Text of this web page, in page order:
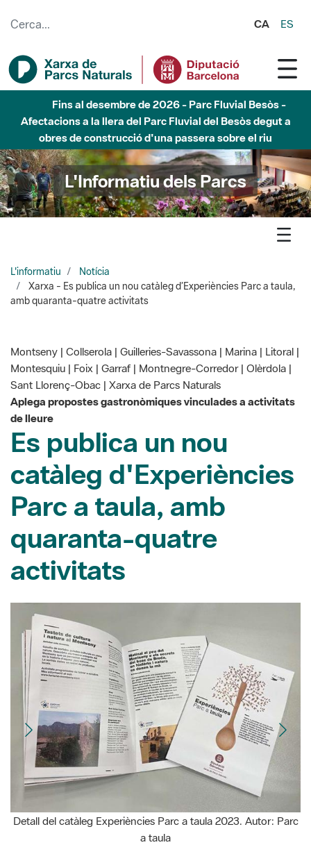
CA ES
Fins al desembre de 2026 - Parc Fluvial Besòs -
Afectacions a la llera del Parc Fluvial del Besòs degut a
obres de construcció d'una passera sobre el riu
L'Informatiu dels Parcs
L'informatiu
Notícia
Xarxa - Es publica un nou catàleg d’Experiències Parc a taula,
amb quaranta-quatre activitats
Montseny | Collserola | Guilleries-Savassona | Marina | Litoral |
Montesquiu | Foix | Garraf | Montnegre-Corredor | Olèrdola |
Sant Llorenç-Obac | Xarxa de Parcs Naturals
Aplega propostes gastronòmiques vinculades a activitats
de lleure
Es publica un nou
catàleg d'Experiències
Parc a taula, amb
quaranta-quatre
activitats
Detall del catàleg Experiències Parc a taula 2023. Autor: Parc
a taula